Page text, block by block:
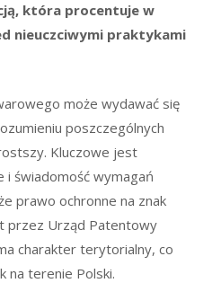
która procentuje w
nieuczciwymi praktykami
może wydawać się
poszczególnych
Kluczowe jest
świadomość wymagań
prawo ochronne na znak
przez Urząd Patentowy
charakter terytorialny, co
na terenie Polski.